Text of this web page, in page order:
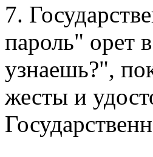
7.
пароль" орет
узнаешь?",
жесты и